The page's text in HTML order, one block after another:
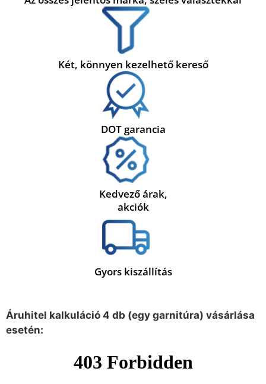
Két, könnyen kezelhető kereső
DOT garancia
Kedvező árak,
akciók
Gyors kiszállítás
Áruhitel kalkuláció 4 db (egy garnitúra) vásárlása
esetén: